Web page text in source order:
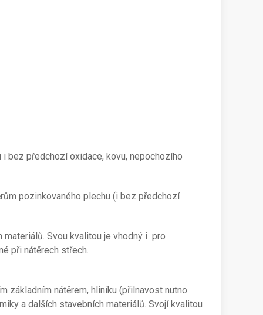
bez předchozí oxidace, kovu, nepochozího
pozinkovaného plechu (i bez předchozí
Svou kvalitou je vhodný i pro
při nátěrech střech.
základním nátěrem, hliníku (přilnavost nutno
a dalších stavebních materiálů. Svojí kvalitou